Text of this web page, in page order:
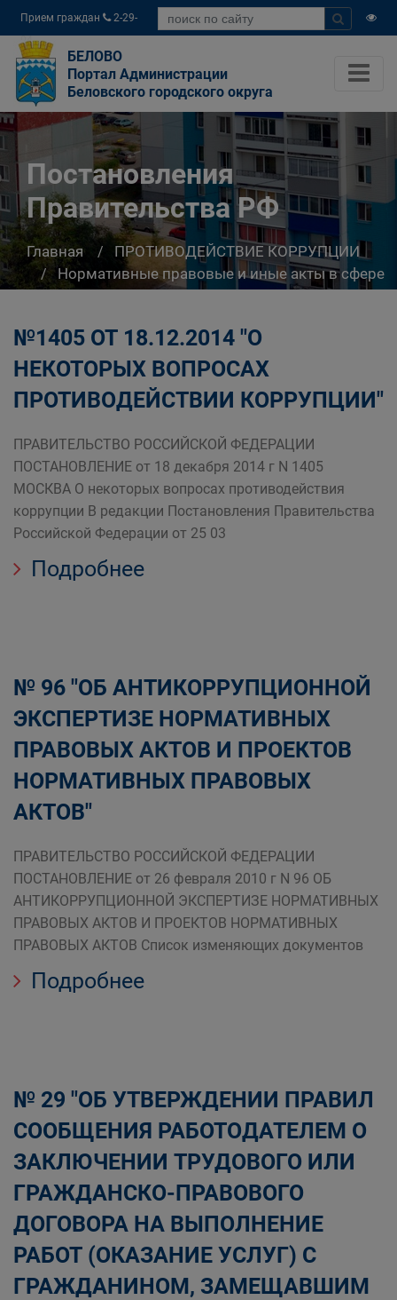
Прием граждан
2-29-
04
БЕЛОВО
Портал Администрации
Беловского городского округа
Постановления
Правительства РФ
Главная
ПРОТИВОДЕЙСТВИЕ КОРРУПЦИИ
Нормативные правовые и иные акты в сфере
противодействия коррупции
№1405 ОТ 18.12.2014 "О
НЕКОТОРЫХ ВОПРОСАХ
ПРОТИВОДЕЙСТВИИ КОРРУПЦИИ"
ПРАВИТЕЛЬСТВО РОССИЙСКОЙ ФЕДЕРАЦИИ
ПОСТАНОВЛЕНИЕ от 18 декабря 2014 г N 1405
МОСКВА О некоторых вопросах противодействия
коррупции В редакции Постановления Правительства
Российской Федерации от 25 03
Подробнее
№ 96 "ОБ АНТИКОРРУПЦИОННОЙ
ЭКСПЕРТИЗЕ НОРМАТИВНЫХ
ПРАВОВЫХ АКТОВ И ПРОЕКТОВ
НОРМАТИВНЫХ ПРАВОВЫХ
АКТОВ"
ПРАВИТЕЛЬСТВО РОССИЙСКОЙ ФЕДЕРАЦИИ
ПОСТАНОВЛЕНИЕ от 26 февраля 2010 г N 96 ОБ
АНТИКОРРУПЦИОННОЙ ЭКСПЕРТИЗЕ НОРМАТИВНЫХ
ПРАВОВЫХ АКТОВ И ПРОЕКТОВ НОРМАТИВНЫХ
ПРАВОВЫХ АКТОВ Список изменяющих документов
Подробнее
№ 29 "ОБ УТВЕРЖДЕНИИ ПРАВИЛ
СООБЩЕНИЯ РАБОТОДАТЕЛЕМ О
ЗАКЛЮЧЕНИИ ТРУДОВОГО ИЛИ
ГРАЖДАНСКО-ПРАВОВОГО
ДОГОВОРА НА ВЫПОЛНЕНИЕ
РАБОТ (ОКАЗАНИЕ УСЛУГ) С
ГРАЖДАНИНОМ, ЗАМЕЩАВШИМ